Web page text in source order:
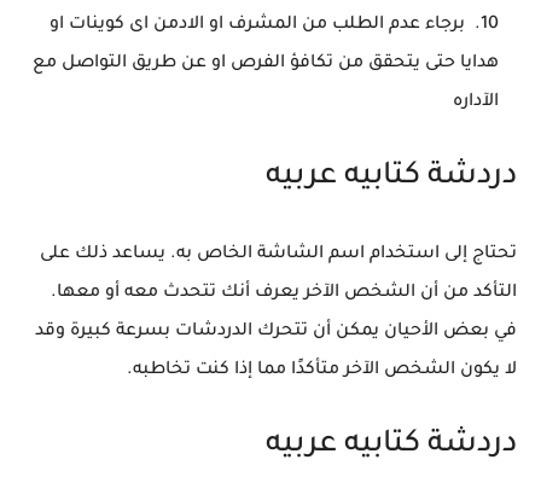
برجاء عدم الطلب من المشرف او الادمن اى كوينات او
هدايا حتى يتحقق من تكافؤ الفرص او عن طريق التواصل مع
الآداره
دردشة كتابيه عربيه
تحتاج إلى استخدام اسم الشاشة الخاص به. يساعد ذلك على
التأكد من أن الشخص الآخر يعرف أنك تتحدث معه أو معها.
في بعض الأحيان يمكن أن تتحرك الدردشات بسرعة كبيرة وقد
لا يكون الشخص الآخر متأكدًا مما إذا كنت تخاطبه.
دردشة كتابيه عربيه